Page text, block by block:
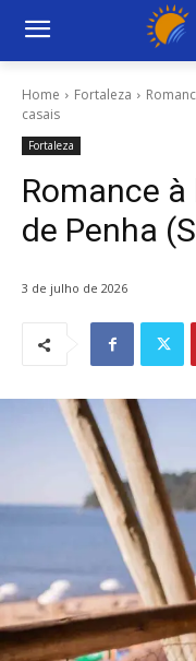
Home Fortaleza
casais
Fortaleza
Romance
de Penha
3 de julho de 2026